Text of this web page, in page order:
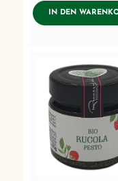
IN DEN